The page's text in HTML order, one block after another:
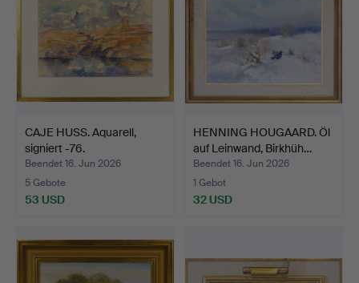
CAJE HUSS. Aquarell,
signiert -76.
Beendet 16. Jun 2026
5 Gebote
53 USD
HENNING HOUGAARD. Öl
auf Leinwand, Birkhüh…
Beendet 16. Jun 2026
1 Gebot
32 USD